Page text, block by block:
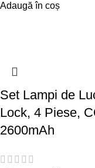
Adaugă în coș
Set Lampi de
Lock, 4 Piese,
2600mAh